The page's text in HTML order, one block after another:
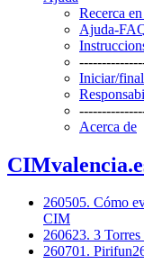
Recerca
Ajuda-
Iniciar/
Acerca de
260505. Cómo
CIM
260623. 3
260701.